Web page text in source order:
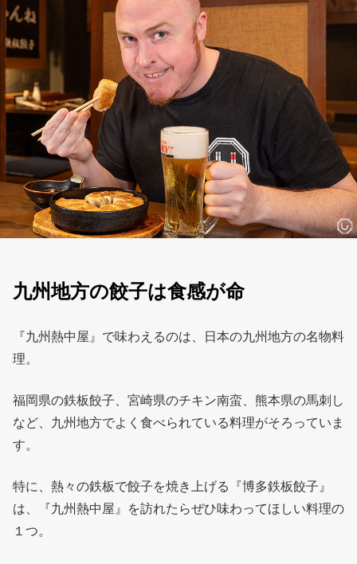
九州地方の餃子は食感が命
『九州熱中屋』で味わえるのは、日本の九州地方の名物料
理。
福岡県の鉄板餃子、宮崎県のチキン南蛮、熊本県の馬刺し
など、九州地方でよく食べられている料理がそろっていま
す。
特に、熱々の鉄板で餃子を焼き上げる『博多鉄板餃子』
は、『九州熱中屋』を訪れたらぜひ味わってほしい料理の
１つ。